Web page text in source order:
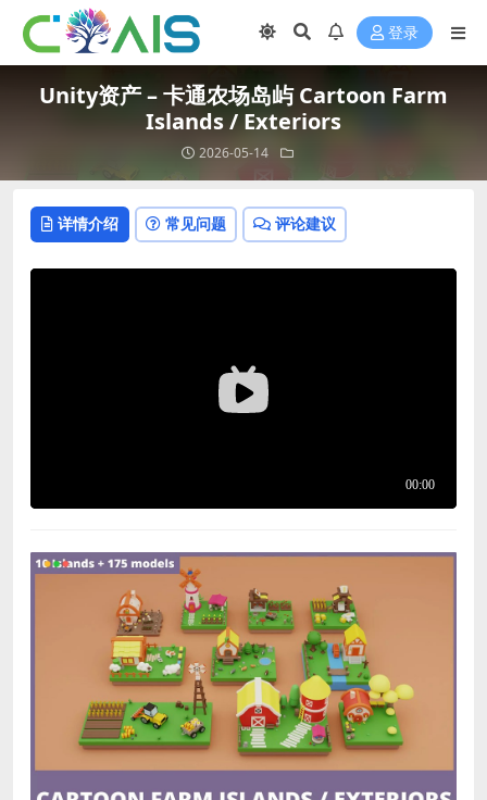
登录
Unity资产 – 卡通农场岛屿 Cartoon Farm
Islands / Exteriors
2026-05-14
详情介绍 常见问题 评论建议